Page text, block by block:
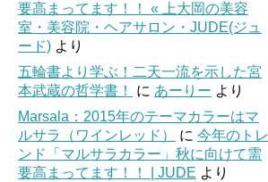
要高まってます！！ « 上大岡の美容
室・美容院・ヘアサロン・JUDE(ジュ
ード) より
五輪書より学ぶ！二天一流を示した宮
本武蔵の哲学書！
に あーりー より
Marsala：2015年のテーマカラーはマ
ルサラ（ワインレッド）
に 今年のトレ
ンド「マルサラカラー」秋に向けて需
要高まってます！！ | JUDE より